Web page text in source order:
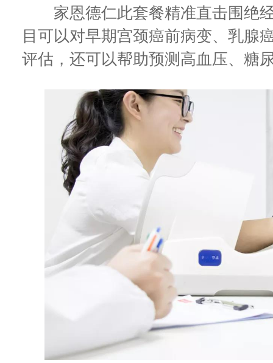
家恩德仁此套餐精准直击围绝经
目可以对早期宫颈癌前病变、乳腺
评估，还可以帮助预测高血压、糖